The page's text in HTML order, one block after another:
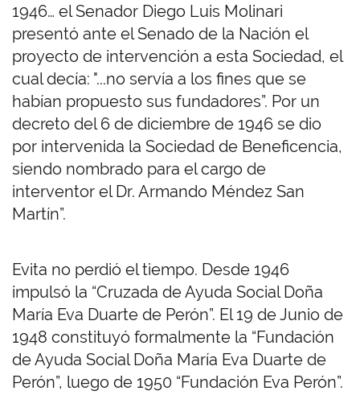
1946… el Senador Diego Luis Molinari
presentó ante el Senado de la Nación el
proyecto de intervención a esta Sociedad, el
cual decía: "...no servía a los fines que se
habían propuesto sus fundadores”. Por un
decreto del 6 de diciembre de 1946 se dio
por intervenida la Sociedad de Beneficencia,
siendo nombrado para el cargo de
interventor el Dr. Armando Méndez San
Martín”.
Evita no perdió el tiempo. Desde 1946
impulsó la “Cruzada de Ayuda Social Doña
María Eva Duarte de Perón”. El 19 de Junio de
1948 constituyó formalmente la “Fundación
de Ayuda Social Doña María Eva Duarte de
Perón”, luego de 1950 “Fundación Eva Perón”.